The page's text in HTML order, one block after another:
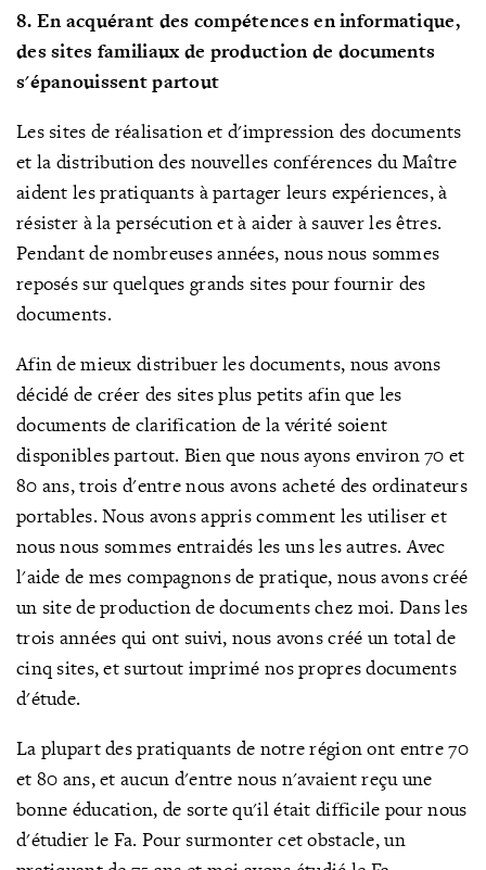
8. En acquérant des compétences en informatique,
des sites familiaux de production de documents
s'épanouissent partout
Les sites de réalisation etd'impression des documents
et la distribution des nouvelles conférences du Maître
aident les pratiquants à partager leurs expériences, à
résister à la persécution et à aider à sauver les êtres.
Pendant de nombreuses années, nous nous sommes
reposés sur quelques grands sites pour fournir des
documents.
Afin de mieux distribuer les documents, nous avons
décidé de créer des sites plus petits afin que les
documents de clarification de la vérité soient
disponibles partout. Bien que nous ayons environ 70 et
80 ans, trois d'entre nous avons acheté des ordinateurs
portables. Nous avons appris comment les utiliser et
nous nous sommes entraidés les uns les autres. Avec
l'aide de mes compagnons de pratique, nous avons créé
un site de production de documents chez moi. Dans les
trois années qui ont suivi, nous avons créé un total de
cinq sites, et surtout imprimé nos propres documents
d'étude.
La plupart des pratiquants de notre région ont entre 70
et 80 ans, et aucun d'entre nous n'avaient reçu une
bonne éducation, de sorte qu'il était difficile pour nous
d'étudier le Fa. Pour surmonter cet obstacle, un